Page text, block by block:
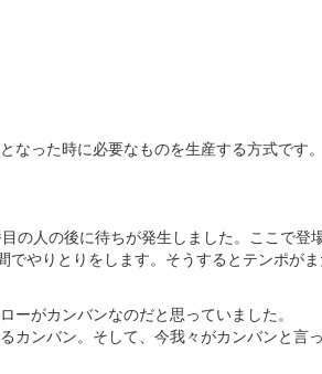
なった時に必要なものを生産する方式です
の人の後に待ちが発生しました。ここで
やりとりをします。そうするとテンポがま
がカンバンなのだと思っていました。
ンバン。そして、今我々がカンバンと言